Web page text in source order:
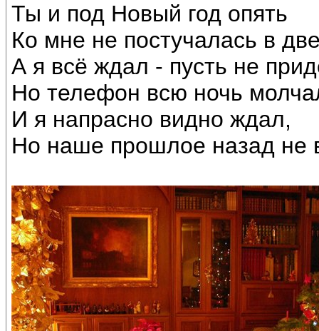
Ты и под Новый год опять
Ко мне не постучалась в
А я всё ждал - пусть не
Но телефон всю ночь
И я напрасно видно ждал,
Но наше прошлое назад не